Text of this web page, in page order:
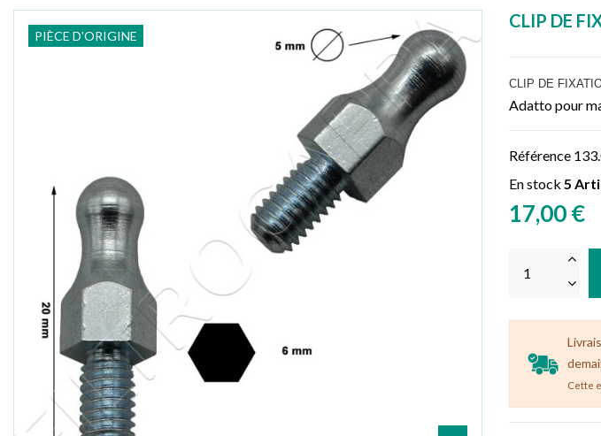
PIÈCE D'ORIGINE
CLIP DE
CLIP DE
Adatto pour
Référence
En stock 5
17,00 €
Cette